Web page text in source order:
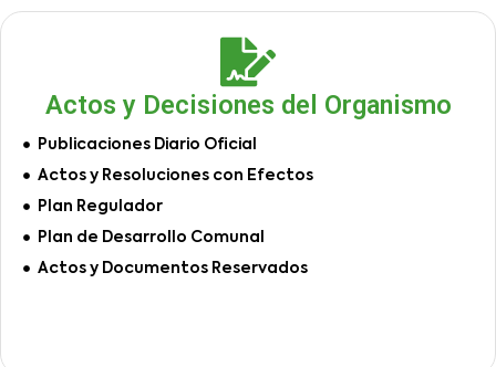
Actos y Decisiones del Organismo
Publicaciones Diario Oficial
Actos y Resoluciones con Efectos
Plan Regulador
Plan de Desarrollo Comunal
Actos y Documentos Reservados